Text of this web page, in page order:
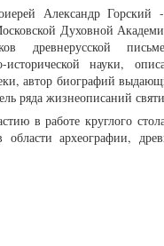
Александр Горский
Духовной
древнерусской
исторической науки,
автор биографий
ряда жизнеописаний
в работе круглого
археографии,